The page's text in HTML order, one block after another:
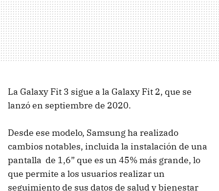
La Galaxy Fit 3 sigue a la Galaxy Fit 2, que se
lanzó en septiembre de 2020.
Desde ese modelo, Samsung ha realizado
cambios notables, incluida la instalación de una
pantalla de 1,6” que es un 45% más grande, lo
que permite a los usuarios realizar un
seguimiento de sus datos de salud y bienestar